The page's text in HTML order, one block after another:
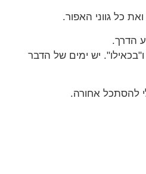
כל גווני האפור.
הדרך.
יש ימים של הדבר
להסתכל אחורה.